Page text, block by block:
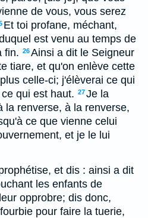
de vous, vous serez
Et toi profane, méchant,
est venu au temps de
fin. 26Ainsi a dit le Seigneur
tiare, et qu'on enlève cette
celle-ci; j'élèverai ce qui
qui est haut. 27Je la
la renverse, à la renverse,
ce que vienne celui
et je le lui
et dis : ainsi a dit
les enfants de
opprobre; dis donc,
pour faire la tuerie,